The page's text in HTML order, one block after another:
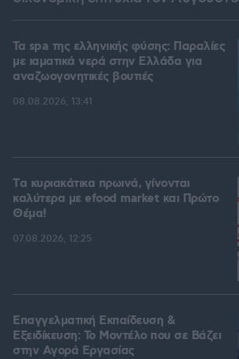
Τα spa της ελληνικής φύσης: Παραλίες
με ιαματικά νερά στην Ελλάδα για
αναζωογονητικές βουτιές
08.08.2026, 13:41
Tα κυριακάτικα πρωινά, γίνονται
καλύτερα με efood market και Πρώτο
Θέμα!
07.08.2026, 12:25
Επαγγελματική Εκπαίδευση &
Εξειδίκευση: Το Mοντέλο που σε Bάζει
στην Aγορά Eργασίας